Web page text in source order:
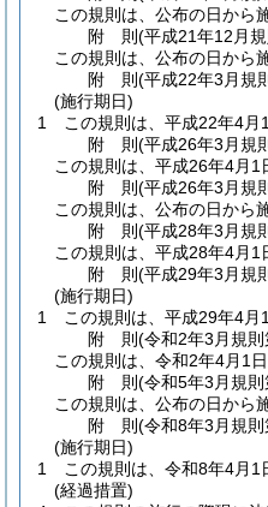
この規則は、公布の日から
附 則(平成21年12月
この規則は、公布の日から
附 則(平成22年3月規
(施行期日)
1
この規則は、平成22年4月
附 則(平成26年3月規
この規則は、平成26年4月1
附 則(平成26年3月規
この規則は、公布の日から
附 則(平成28年3月規
この規則は、平成28年4月1
附 則(平成29年3月規
(施行期日)
1
この規則は、平成29年4月
附 則(令和2年3月規則
この規則は、令和2年4月1日
附 則(令和5年3月規則
この規則は、公布の日から
附 則(令和8年3月規則
(施行期日)
1
この規則は、令和8年4月1
(経過措置)